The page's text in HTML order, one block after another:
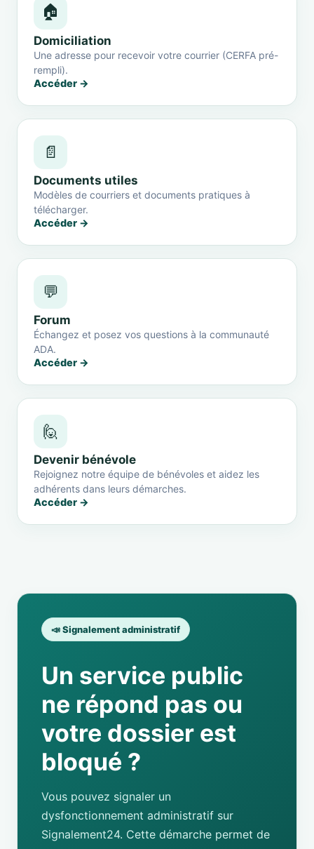
🏠
Domiciliation
Une adresse pour recevoir votre courrier (CERFA pré-
rempli).
Accéder →
📄
Documents utiles
Modèles de courriers et documents pratiques à
télécharger.
Accéder →
💬
Forum
Échangez et posez vos questions à la communauté
ADA.
Accéder →
🙋
Devenir bénévole
Rejoignez notre équipe de bénévoles et aidez les
adhérents dans leurs démarches.
Accéder →
📣 Signalement administratif
Un service public
ne répond pas ou
votre dossier est
bloqué ?
Vous pouvez signaler un
dysfonctionnement administratif sur
Signalement24. Cette démarche permet de